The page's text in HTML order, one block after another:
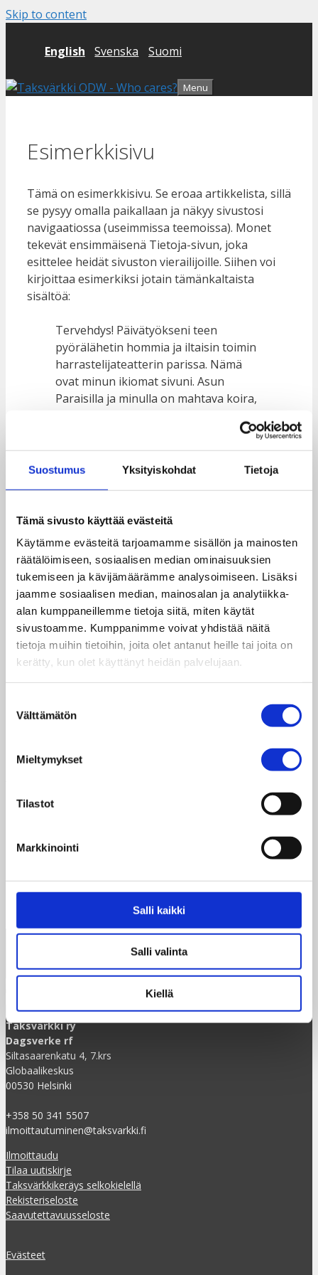
Suostumus Yksityiskohdat Tietoja
Tämä sivusto käyttää evästeitä
Käytämme evästeitä tarjoamamme sisällön ja mainosten
räätälöimiseen, sosiaalisen median ominaisuuksien
tukemiseen ja kävijämäärämme analysoimiseen. Lisäksi
jaamme sosiaalisen median, mainosalan ja analytiikka-
alan kumppaneillemme tietoja siitä, miten käytät
sivustoamme. Kumppanimme voivat yhdistää näitä
tietoja muihin tietoihin, joita olet antanut heille tai joita on
kerätty, kun olet käyttänyt heidän palvelujaan.
valinta
Välttämätön
Mieltymykset
Tilastot
Markkinointi
Salli kaikki
Salli valinta
Kiellä
Skip to content
English Svenska Suomi
Menu
Esimerkkisivu
Tämä on esimerkkisivu. Se eroaa artikkelista, sillä
se pysyy omalla paikallaan ja näkyy sivustosi
navigaatiossa (useimmissa teemoissa). Monet
tekevät ensimmäisenä Tietoja-sivun, joka
esittelee heidät sivuston vierailijoille. Siihen voi
kirjoittaa esimerkiksi jotain tämänkaltaista
sisältöä:
Tervehdys! Päivätyökseni teen
pyörälähetin hommia ja iltaisin toimin
harrastelijateatterin parissa. Nämä
ovat minun ikiomat sivuni. Asun
Paraisilla ja minulla on mahtava koira,
colada -drinkeistä ja sateen ropinasta
peltikatolla.
Hilavitkuttimet Oy perustettiin vuonna
1971 ja se on siitä lähtien tuottanut
asiakkailleen laadukkaita
hilavitkuttimia. Yli 200 henkilöä
työllistävä Hilavitkuttimet Oy sijaitsee
Salossa ja järjestää kaikenlaisia
tempauksia paikallisen yhteisön iloksi.
Uutena WordPress-käyttäjänä, sinun kannattaa
mennä
ohjauspaneeliisi
poistaaksesi tämän sivun
May 2020
Categories
suomi-video
Uncategorised
Taksvärkki ry
Dagsverke rf
Siltasaarenkatu 4, 7.krs
Globaalikeskus
00530 Helsinki
+358 50 341 5507
ilmoittautuminen@taksvarkki.fi
Ilmoittaudu
Tilaa uutiskirje
Taksvärkkikeräys selkokielellä
Rekisteriseloste
Saavutettavuusseloste
Evästeet